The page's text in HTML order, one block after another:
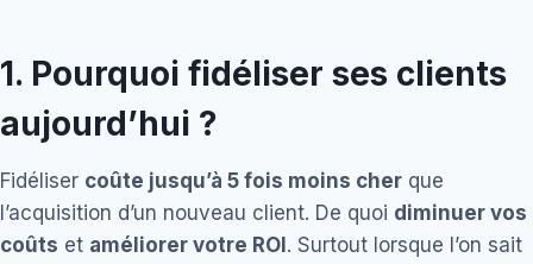
1. Pourquoi fidéliser ses clients
aujourd’hui ?
Fidéliser coûte jusqu’à 5 fois moins cher que
l’acquisition d’un nouveau client. De quoi diminuer vos
coûts et améliorer votre ROI . Surtout lorsque l’on sait